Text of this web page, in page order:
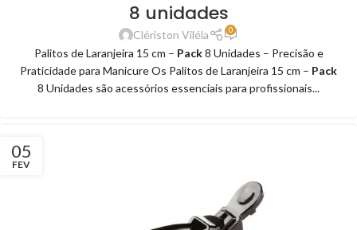
8 unidades
Clériston Viléla 0
Palitos de Laranjeira 15 cm – Pack8 Unidades – Precisão e
Praticidade para Manicure Os Palitos de Laranjeira 15 cm – Pack
8 Unidades são acessórios essenciais para profissionais...
05
FEV